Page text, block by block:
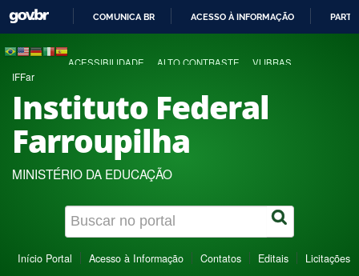
COMUNICA BR ACESSO À INFORMAÇÃO
ACESSIBILIDADE ALTO CONTRASTE VLIBRAS
IFFar
Instituto Federal
Farroupilha
MINISTÉRIO DA EDUCAÇÃO
Início Portal Acesso à Informação Contatos Editais Licitações